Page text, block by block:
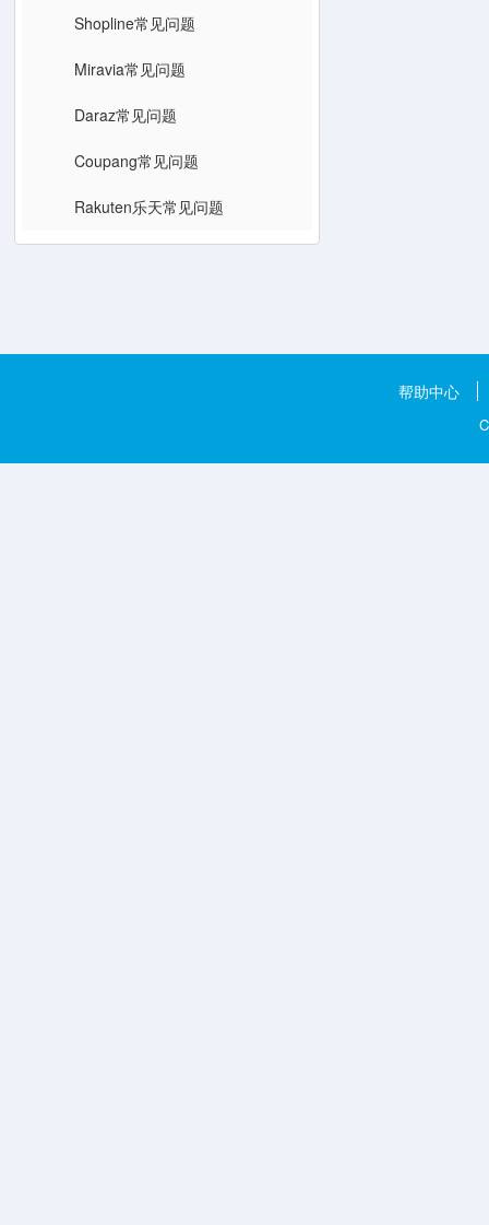
Shopline常见问题
Miravia常见问题
Daraz常见问题
Coupang常见问题
Rakuten乐天常见问题
帮助中心